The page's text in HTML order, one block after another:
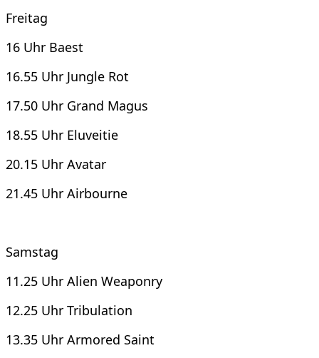
Freitag
16 Uhr Baest
16.55 Uhr Jungle Rot
17.50 Uhr Grand Magus
18.55 Uhr Eluveitie
20.15 Uhr Avatar
21.45 Uhr Airbourne
Samstag
11.25 Uhr Alien Weaponry
12.25 Uhr Tribulation
13.35 Uhr Armored Saint